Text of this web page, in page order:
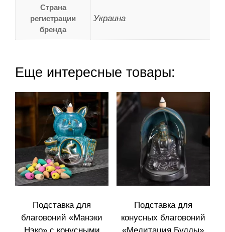
Страна
регистрации
бренда
Украина
Еще интересные товары:
Подставка для
благовоний «Манэки
Подставка для
конусных благовоний